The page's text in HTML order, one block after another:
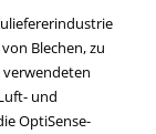
Blechen, zu
verwendeten
und
OptiSense-